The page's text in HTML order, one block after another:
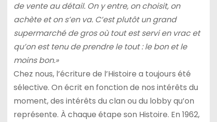
de vente au détail. On y entre, on choisit, on
achète et on s’en va. C’est plutôt un grand
supermarché de gros où tout est servi en vrac et
qu’on est tenu de prendre le tout : le bon et le
moins bon.»
Chez nous, l’écriture de l’Histoire a toujours été
sélective. On écrit en fonction de nos intérêts du
moment, des intérêts du clan ou du lobby qu’on
représente. À chaque étape son Histoire. En 1962,